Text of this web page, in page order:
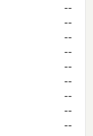
--
--
--
--
--
--
--
--
--